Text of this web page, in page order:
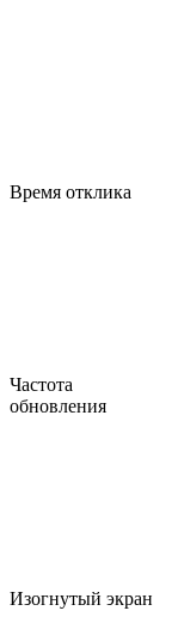
Время отклика
Частота
обновления
Изогнутый экран